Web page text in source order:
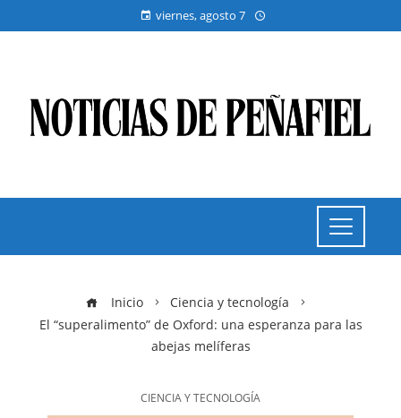
viernes, agosto 7
Inicio
Ciencia y tecnología
El “superalimento” de Oxford: una esperanza para las
abejas melíferas
CIENCIA Y TECNOLOGÍA